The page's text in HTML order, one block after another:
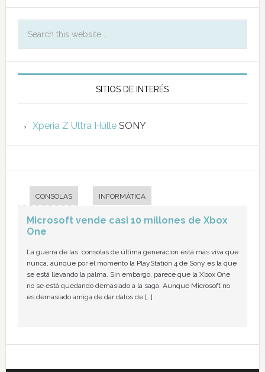
SITIOS DE INTERÉS
Xperia Z Ultra HülleSONY
CONSOLAS INFORMÁTICA
Microsoft vende casi 10 millones de Xbox
One
La guerra de las consolas de última generación está más viva que
nunca, aunque por el momento la PlayStation 4 de Sony es la que
se está llevando la palma. Sin embargo, parece que la Xbox One
no se está quedando demasiado a la saga. Aunque Microsoft no
es demasiado amiga de dar datos de […]